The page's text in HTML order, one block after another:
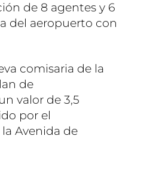
de 8 agentes y 6
del aeropuerto con
comisaria de la
de
valor de 3,5
por el
Avenida de